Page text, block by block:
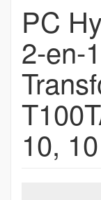
PC
2-en-
10,